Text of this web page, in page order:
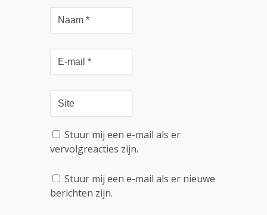
Stuur mij een e-mail als er
vervolgreacties zijn.
Stuur mij een e-mail als er nieuwe
berichten zijn.